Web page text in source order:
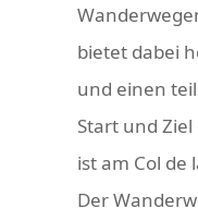
bietet dabei
und einen
Start und
ist am Col de
Der